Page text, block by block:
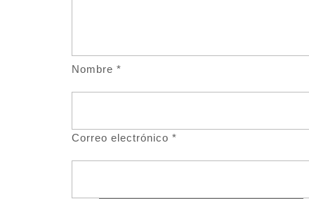
Nombre *
Correo electrónico *